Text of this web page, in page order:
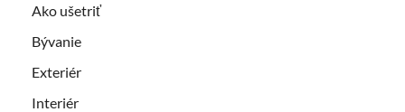
Ako ušetriť
Bývanie
Exteriér
Interiér